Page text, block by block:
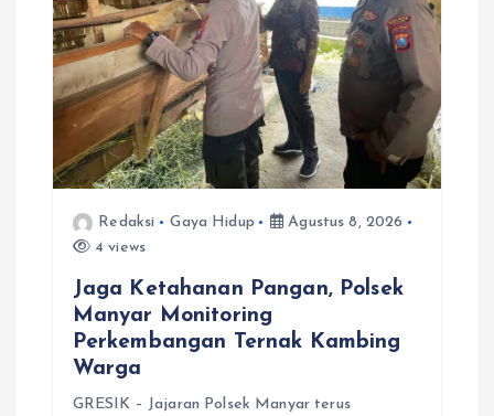
Redaksi Gaya Hidup
Agustus 8, 2026
4 views
Jaga Ketahanan Pangan, Polsek
Manyar Monitoring
Perkembangan Ternak Kambing
Warga
GRESIK – Jajaran Polsek Manyar terus